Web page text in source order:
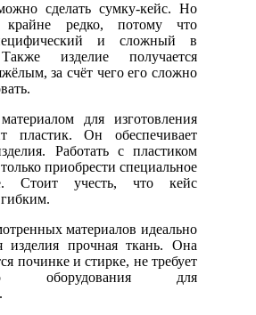
сделать сумку-кейс. Но
редко, потому что
и сложный в
изделие получается
за счёт чего его сложно
для изготовления
пластик. Он обеспечивает
Работать с пластиком
приобрести специальное
Стоит учесть, что кейс
материалов идеально
изделия прочная ткань. Она
починке и стирке, не требует
оборудования для